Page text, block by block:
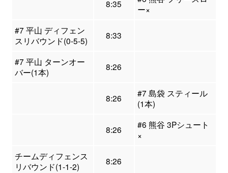
8:35
ー×
#7 平山 ディフェン
スリバウンド(0-5-5)
8:33
#7 平山 ターンオー
バー(1本)
8:26
8:26
#7 島袋 スティール
(1本)
8:26
#6 熊谷 3Pシュート
×
チームディフェンス
リバウンド(1-1-2)
8:26